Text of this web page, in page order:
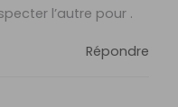
l’autre pour .
Répondre